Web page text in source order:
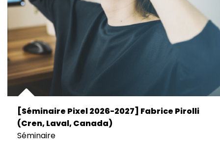
[Séminaire Pixel 2026-2027] Fabrice Pirolli
(Cren, Laval, Canada)
Séminaire